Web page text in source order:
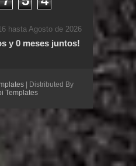
hasta Agosto de 2026
y 0 meses juntos!
| Distributed By
Templates